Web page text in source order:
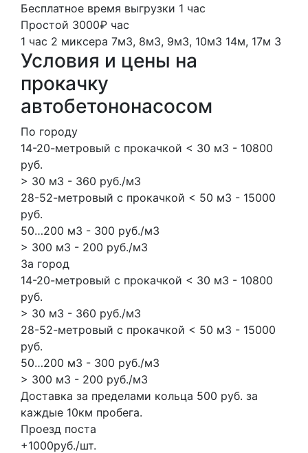
Бесплатное время выгрузки 1 час
Простой 3000₽ час
1 час 2 миксера 7м3, 8м3, 9м3, 10м3 14м, 17м 3
Условия и цены на
прокачку
автобетононасосом
По городу
14-20-метровый с прокачкой < 30 м3 - 10800
руб.
> 30 м3 - 360 руб./м3
28-52-метровый с прокачкой < 50 м3 - 15000
руб.
50…200 м3 - 300 руб./м3
> 300 м3 - 200 руб./м3
За город
14-20-метровый с прокачкой < 30 м3 - 10800
руб.
> 30 м3 - 360 руб./м3
28-52-метровый с прокачкой < 50 м3 - 15000
руб.
50…200 м3 - 300 руб./м3
> 300 м3 - 200 руб./м3
Доставка за пределами кольца 500 руб. за
каждые 10км пробега.
Проезд поста
+1000руб./шт.